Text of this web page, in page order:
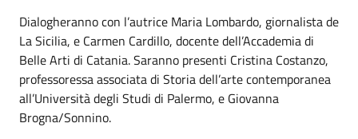
Dialogheranno con l’autrice Maria Lombardo, giornalista de
La Sicilia, e Carmen Cardillo, docente dell’Accademia di
Belle Arti di Catania. Saranno presenti Cristina Costanzo,
professoressa associata di Storia dell’arte contemporanea
all’Università degli Studi di Palermo, e Giovanna
Brogna/Sonnino.